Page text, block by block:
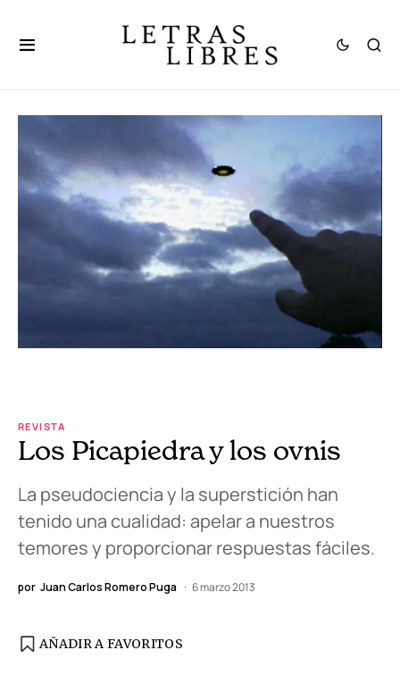
REVISTA
Los Picapiedra y los ovnis
La pseudociencia y la superstición han
tenido una cualidad: apelar a nuestros
temores y proporcionar respuestas fáciles.
por Juan Carlos Romero Puga 6 marzo 2013
AÑADIR A FAVORITOS